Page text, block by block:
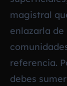
magistral
enlazarla
referencia.
debes